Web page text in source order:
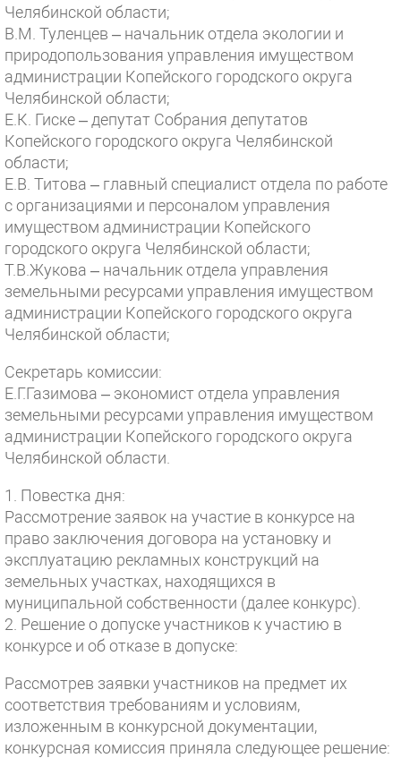
Челябинской области;
В.М. Туленцев – начальник отдела экологии и
природопользования управления имуществом
администрации Копейского городского округа
Челябинской области;
Е.К. Гиске – депутат Собрания депутатов
Копейского городского округа Челябинской
области;
Е.В. Титова – главный специалист отдела по работе
с организациями и персоналом управления
имуществом администрации Копейского
городского округа Челябинской области;
Т.В.Жукова – начальник отдела управления
земельными ресурсами управления имуществом
администрации Копейского городского округа
Челябинской области;
Секретарь комиссии:
Е.Г.Газимова – экономист отдела управления
земельными ресурсами управления имуществом
администрации Копейского городского округа
Челябинской области.
1. Повестка дня:
Рассмотрение заявок на участие в конкурсе на
право заключения договора на установку и
эксплуатацию рекламных конструкций на
земельных участках, находящихся в
муниципальной собственности (далее конкурс).
2. Решение о допуске участников к участию в
конкурсе и об отказе в допуске:
Рассмотрев заявки участников на предмет их
соответствия требованиям и условиям,
изложенным в конкурсной документации,
конкурсная комиссия приняла следующее решение: